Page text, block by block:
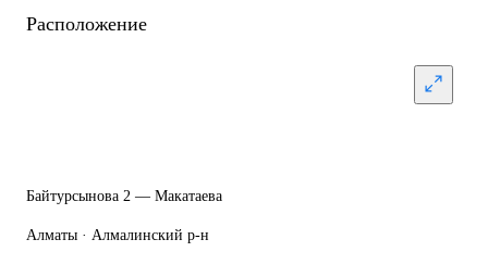
Расположение
Байтурсынова 2 — Макатаева
Алматы · Алмалинский р-н